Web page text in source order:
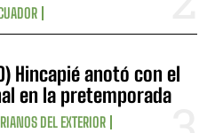
Hincapié anotó con el
en la pretemporada
DEL EXTERIOR